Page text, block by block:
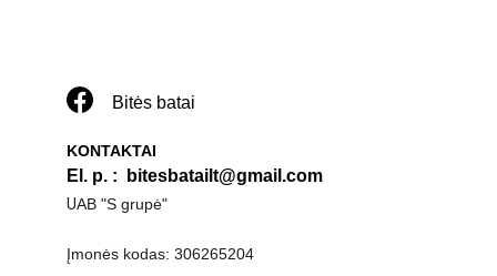
KONTAKTAI
El. p. : bitesbatailt@gmail.com
UAB "S grupė"
Įmonės kodas: 306265204
Bitės batai